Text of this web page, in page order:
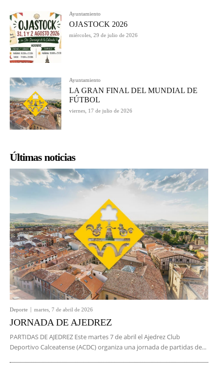
Ayuntamiento
OJASTOCK 2026
miércoles, 29 de julio de 2026
Ayuntamiento
LA GRAN FINAL DEL MUNDIAL DE
FÚTBOL
viernes, 17 de julio de 2026
Últimas noticias
Deporte martes, 7 de abril de 2026
JORNADA DE AJEDREZ
PARTIDAS DE AJEDREZ Este martes 7 de abril el Ajedrez Club
Deportivo Calceatense (ACDC) organiza una jornada de partidas de...